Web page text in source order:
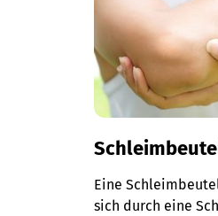
Eine
sich durch eine